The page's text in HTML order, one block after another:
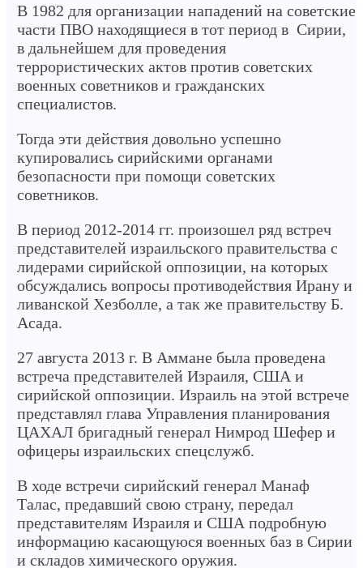
В 1982 для организации нападений на советские
части ПВО находящиеся в тот период в Сирии,
в дальнейшем для проведения
террористических актов против советских
военных советников и гражданских
специалистов.
Тогда эти действия довольно успешно
купировались сирийскими органами
безопасности при помощи советских
советников.
В период 2012-2014 гг. произошел ряд встреч
представителей израильского правительства с
лидерами сирийской оппозиции, на которых
обсуждались вопросы противодействия Ирану и
ливанской Хезболле, а так же правительству Б.
Асада.
27 августа 2013 г. В Аммане была проведена
встреча представителей Израиля, США и
сирийской оппозиции. Израиль на этой встрече
представлял глава Управления планирования
ЦАХАЛ бригадный генерал Нимрод Шефер и
офицеры израильских спецслужб.
В ходе встречи сирийский генерал Манаф
Талас, предавший свою страну, передал
представителям Израиля и США подробную
информацию касающуюся военных баз в Сирии
и складов химического оружия.